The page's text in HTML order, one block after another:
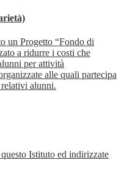
un Progetto “Fondo di
a ridurre i costi che
per attività
alle quali partecipa
relativi alunni.
Istituto ed indirizzate